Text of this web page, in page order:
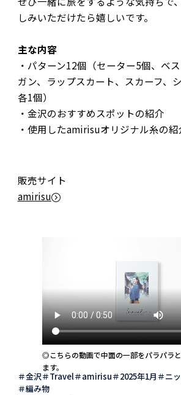
しみいただけたら嬉しいです。
主な内容
・パターン12個（セーター5個、ベ
ガン、ラップスカート、スカーフ、
各1個）
・金沢のおすすめスポットの紹介
・使用したamirisuオリジナル糸の紹
販売サイト
amirisu
◎こちらの動画で中面の一部をパラパラ
ます。
金沢 Travel amirisu 2025年1月 ニ
編み物